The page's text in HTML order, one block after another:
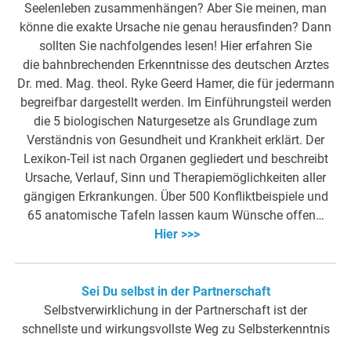
Seelenleben zusammenhängen? Aber Sie meinen, man
könne die exakte Ursache nie genau herausfinden? Dann
sollten Sie nachfolgendes lesen! Hier erfahren Sie
die bahnbrechenden Erkenntnisse des deutschen Arztes
Dr. med. Mag. theol. Ryke Geerd Hamer, die für jedermann
begreifbar dargestellt werden. Im Einführungsteil werden
die 5 biologischen Naturgesetze als Grundlage zum
Verständnis von Gesundheit und Krankheit erklärt. Der
Lexikon-Teil ist nach Organen gegliedert und beschreibt
Ursache, Verlauf, Sinn und Therapiemöglichkeiten aller
gängigen Erkrankungen. Über 500 Konfliktbeispiele und
65 anatomische Tafeln lassen kaum Wünsche offen…
Hier >>>
Sei Du selbst in der Partnerschaft
Selbstverwirklichung in der Partnerschaft ist der
schnellste und wirkungsvollste Weg zu Selbsterkenntnis